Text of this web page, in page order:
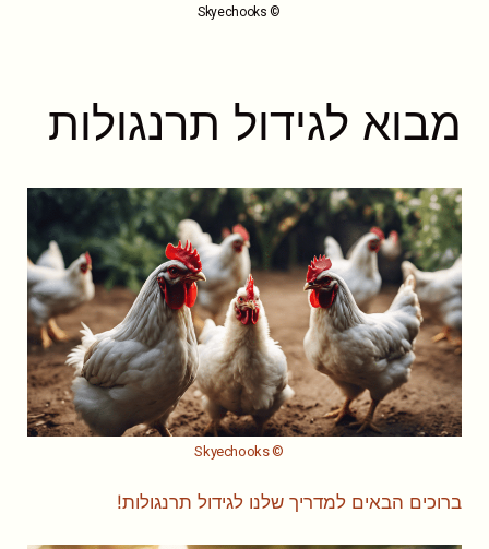
© Skyechooks
מבוא לגידול תרנגולות
© Skyechooks
ברוכים הבאים למדריך שלנו לגידול תרנגולות!